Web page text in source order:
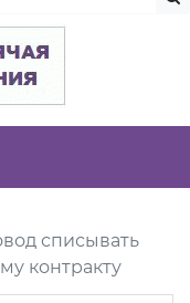
списывать
контракту